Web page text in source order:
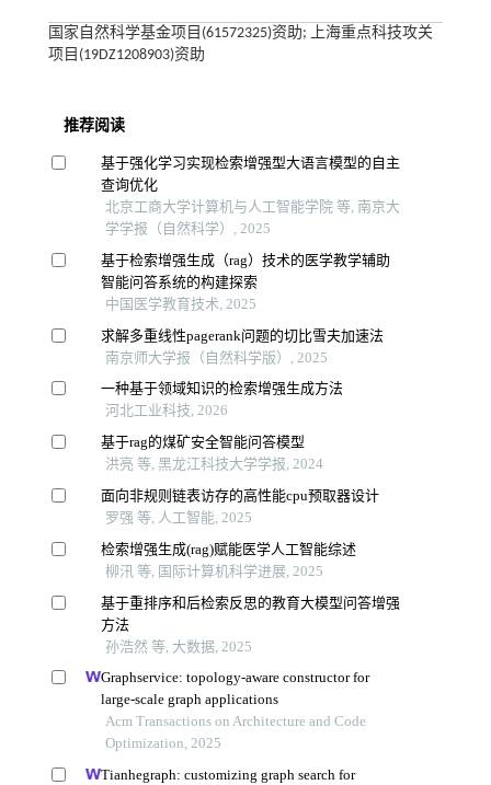
国家自然科学基金项目(61572325)资助; 上海重点科技攻关
项目(19DZ1208903)资助